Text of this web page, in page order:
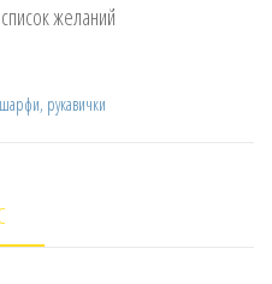
желаний
рукавички